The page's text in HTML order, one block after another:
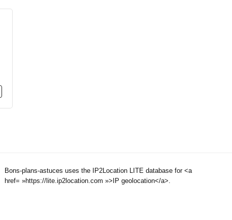
Bons-plans-astuces uses the IP2Location LITE database for <a
href= »https://lite.ip2location.com »>IP geolocation</a>.